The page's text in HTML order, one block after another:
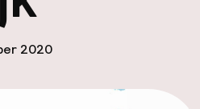
2020